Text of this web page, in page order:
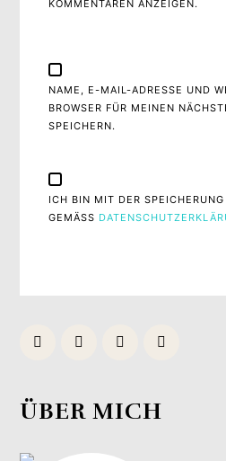
KOMMENTAREN ANZEIGEN.
NAME, E-MAIL-ADRESSE UND
BROWSER FÜR MEINEN
SPEICHERN.
ICH BIN MIT DER
GEMÄSS
ÜBER MICH